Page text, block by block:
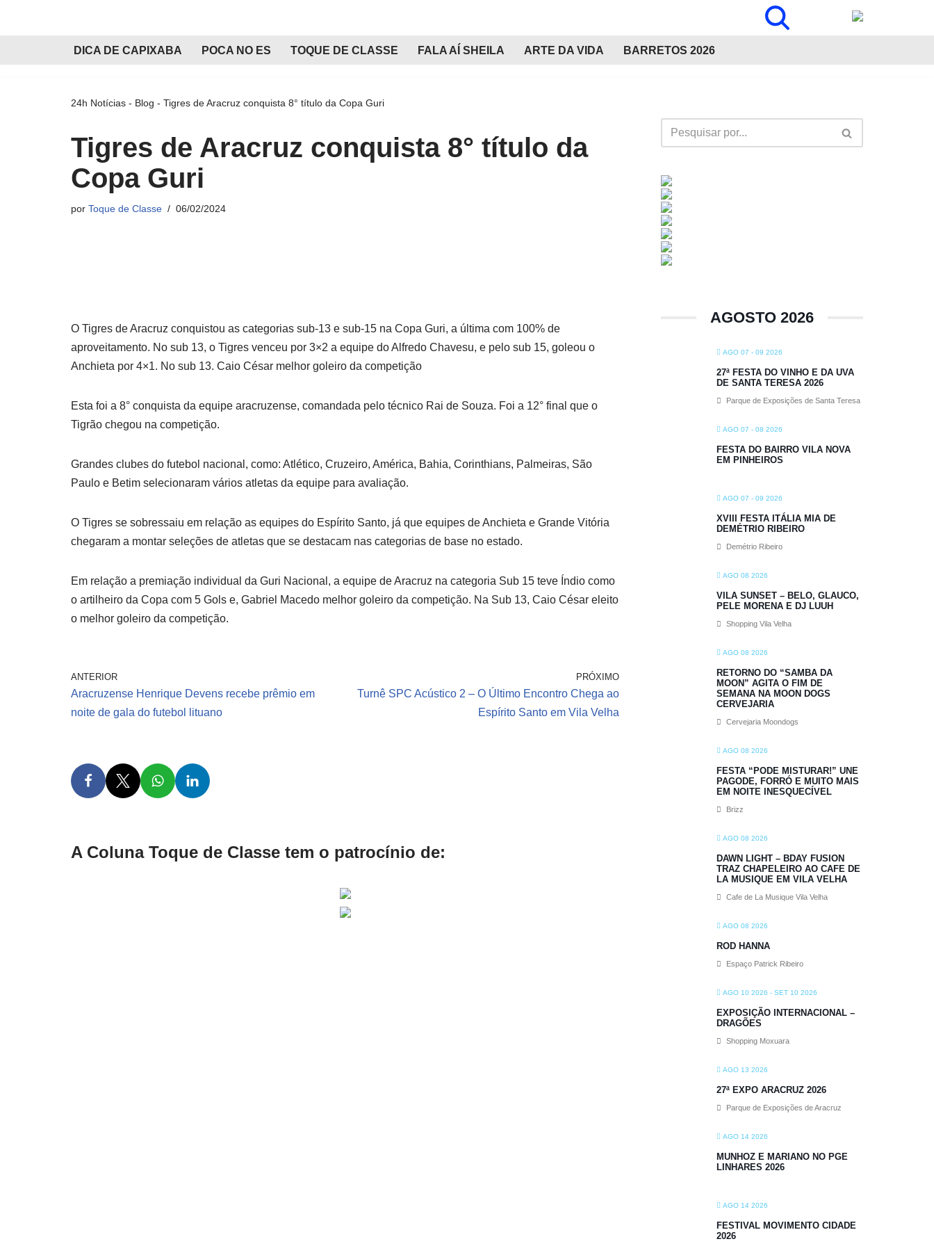
DICA DE CAPIXABA POCA NO ES TOQUE DE CLASSE FALA AÍ SHEILA ARTE DA VIDA BARRETOS 2026
24h Notícias - Blog - Tigres de Aracruz conquista 8° título da Copa Guri
Tigres de Aracruz conquista 8° título da
Copa Guri
por Toque de Classe 06/02/2024
O Tigres de Aracruz conquistou as categorias sub-13 e sub-15 na Copa Guri, a última com 100% de
aproveitamento. No sub 13, o Tigres venceu por 3×2 a equipe do Alfredo Chavesu, e pelo sub 15, goleou o
Anchieta por 4×1. No sub 13. Caio César melhor goleiro da competição
Esta foi a 8° conquista da equipe aracruzense, comandada pelo técnico Rai de Souza. Foi a 12° final que o
Tigrão chegou na competição.
Grandes clubes do futebol nacional, como: Atlético, Cruzeiro, América, Bahia, Corinthians, Palmeiras, São
Paulo e Betim selecionaram vários atletas da equipe para avaliação.
O Tigres se sobressaiu em relação as equipes do Espírito Santo, já que equipes de Anchieta e Grande Vitória
chegaram a montar seleções de atletas que se destacam nas categorias de base no estado.
Em relação a premiação individual da Guri Nacional, a equipe de Aracruz na categoria Sub 15 teve Índio como
o artilheiro da Copa com 5 Gols e, Gabriel Macedo melhor goleiro da competição. Na Sub 13, Caio César eleito
o melhor goleiro da competição.
ANTERIOR
Aracruzense Henrique Devens recebe prêmio em
noite de gala do futebol lituano
PRÓXIMO
Turnê SPC Acústico 2 – O Último Encontro Chega ao
Espírito Santo em Vila Velha
A Coluna Toque de Classe tem o patrocínio de:
AGOSTO 2026
AGO 07 - 09 2026
27ª FESTA DO VINHO E DA UVA
DE SANTA TERESA 2026
Parque de Exposições de Santa Teresa
AGO 07 - 08 2026
FESTA DO BAIRRO VILA NOVA
EM PINHEIROS
AGO 07 - 09 2026
XVIII FESTA ITÁLIA MIA DE
DEMÉTRIO RIBEIRO
Demétrio Ribeiro
AGO 08 2026
VILA SUNSET – BELO, GLAUCO,
PELE MORENA E DJ LUUH
Shopping Vila Velha
AGO 08 2026
RETORNO DO “SAMBA DA
MOON” AGITA O FIM DE
SEMANA NA MOON DOGS
CERVEJARIA
Cervejaria Moondogs
AGO 08 2026
FESTA “PODE MISTURAR!” UNE
PAGODE, FORRÓ E MUITO MAIS
EM NOITE INESQUECÍVEL
Brizz
AGO 08 2026
DAWN LIGHT – BDAY FUSION
TRAZ CHAPELEIRO AO CAFE DE
LA MUSIQUE EM VILA VELHA
Cafe de La Musique Vila Velha
AGO 08 2026
ROD HANNA
Espaço Patrick Ribeiro
AGO 10 2026 - SET 10 2026
EXPOSIÇÃO INTERNACIONAL –
DRAGÕES
Shopping Moxuara
AGO 13 2026
27ª EXPO ARACRUZ 2026
Parque de Exposições de Aracruz
AGO 14 2026
MUNHOZ E MARIANO NO PGE
LINHARES 2026
AGO 14 2026
FESTIVAL MOVIMENTO CIDADE
2026